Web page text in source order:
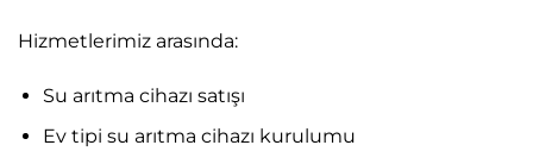
Hizmetlerimiz arasında:
Su arıtma cihazı satışı
Ev tipi su arıtma cihazı kurulumu